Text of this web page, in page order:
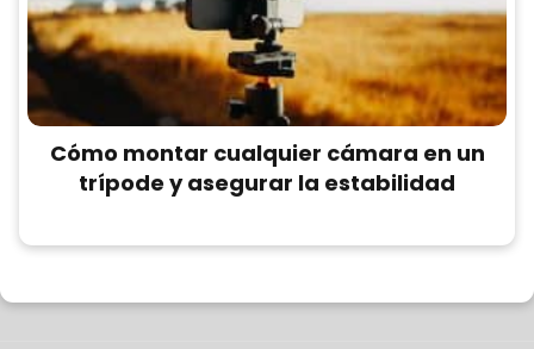
Cómo montar cualquier cámara en un
trípode y asegurar la estabilidad